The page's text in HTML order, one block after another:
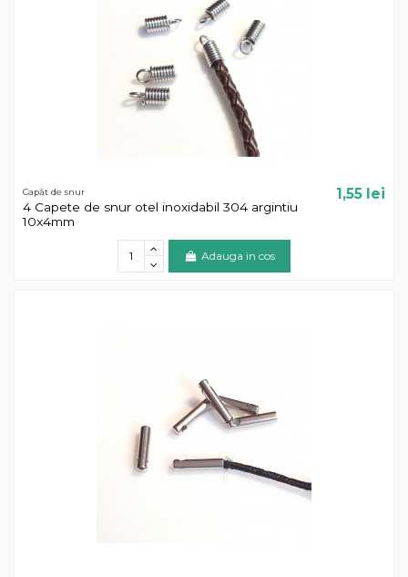
Capăt de snur
4 Capete de snur otel inoxidabil 304 argintiu
10x4mm
1,55 lei
Adauga in cos